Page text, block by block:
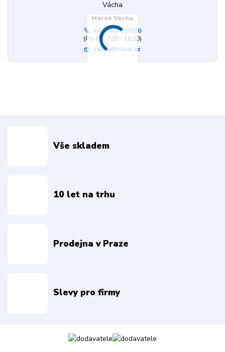
Marek Vácha
+420 607037020
(Po-Pá, 7:30 - 16:30)
vacha@elklik.cz
Vše skladem
10 let na trhu
Prodejna v Praze
Slevy pro firmy